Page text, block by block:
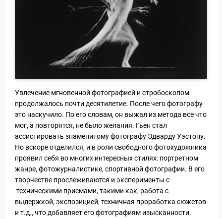
Статьи
Увлечение мгновенной фотографией и стробоскопом
продолжалось почти десятилетие. После чего фотографу
это наскучило. По его словам, он выжал из метода все что
мог, а повторятся, не было желания. Гьен стал
ассистировать знаменитому фотографу Эдварду Уэстону.
Но вскоре отделился, и в роли свободного фотохудожника
проявил себя во многих интересных стилях: портретном
жанре, фотожурналистике, спортивной фотографии. В его
творчестве прослеживаются и эксперименты с
техническими приемами, такими как, работа с
выдержкой, экспозицией, техничная проработка сюжетов
и т.д., что добавляет его фотографиям изысканности.